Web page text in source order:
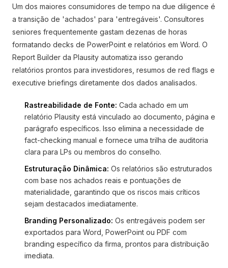
Um dos maiores consumidores de tempo na due diligence é
a transição de 'achados' para 'entregáveis'. Consultores
seniores frequentemente gastam dezenas de horas
formatando decks de PowerPoint e relatórios em Word. O
Report Builder da Plausity automatiza isso gerando
relatórios prontos para investidores, resumos de red flags e
executive briefings diretamente dos dados analisados.
Rastreabilidade de Fonte: Cada achado em um
relatório Plausity está vinculado ao documento, página e
parágrafo específicos. Isso elimina a necessidade de
fact-checking manual e fornece uma trilha de auditoria
clara para LPs ou membros do conselho.
Estruturação Dinâmica: Os relatórios são estruturados
com base nos achados reais e pontuações de
materialidade, garantindo que os riscos mais críticos
sejam destacados imediatamente.
Branding Personalizado: Os entregáveis podem ser
exportados para Word, PowerPoint ou PDF com
branding específico da firma, prontos para distribuição
imediata.